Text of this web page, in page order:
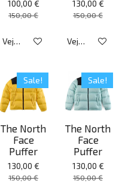
100,00 €
150,00 €
Veja detalhes
130,00 €
150,00 €
Veja detalhes
Sale!
The North
Face
Puffer
130,00 €
150,00 €
Sale!
The North
Face
Puffer
130,00 €
150,00 €